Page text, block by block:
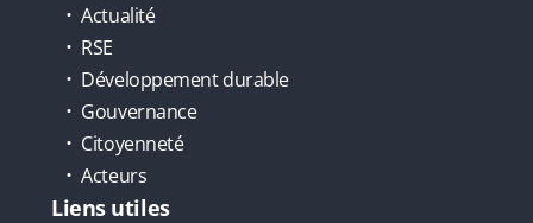
Actualité
RSE
Développement durable
Gouvernance
Citoyenneté
Acteurs
Liens utiles